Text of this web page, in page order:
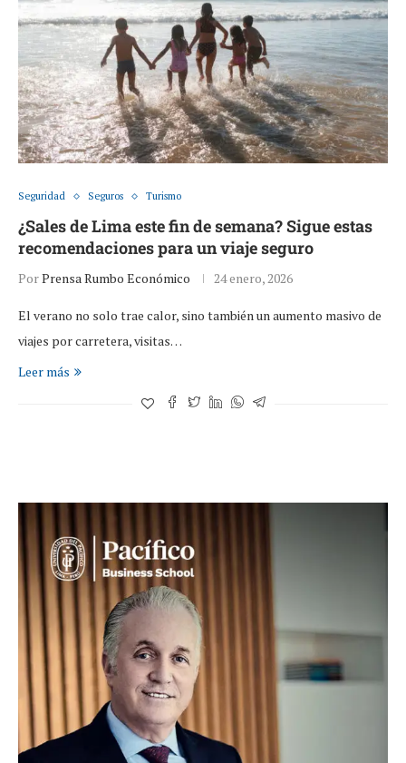
Seguridad Seguros Turismo
¿Sales de Lima este fin de semana? Sigue estas
recomendaciones para un viaje seguro
PorPrensa Rumbo Económico 24 enero, 2026
El verano no solo trae calor, sino también un aumento masivo de
viajes por carretera, visitas…
Leer más